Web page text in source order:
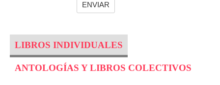
LIBROS INDIVIDUALES
ANTOLOGÍAS Y LIBROS COLECTIVOS